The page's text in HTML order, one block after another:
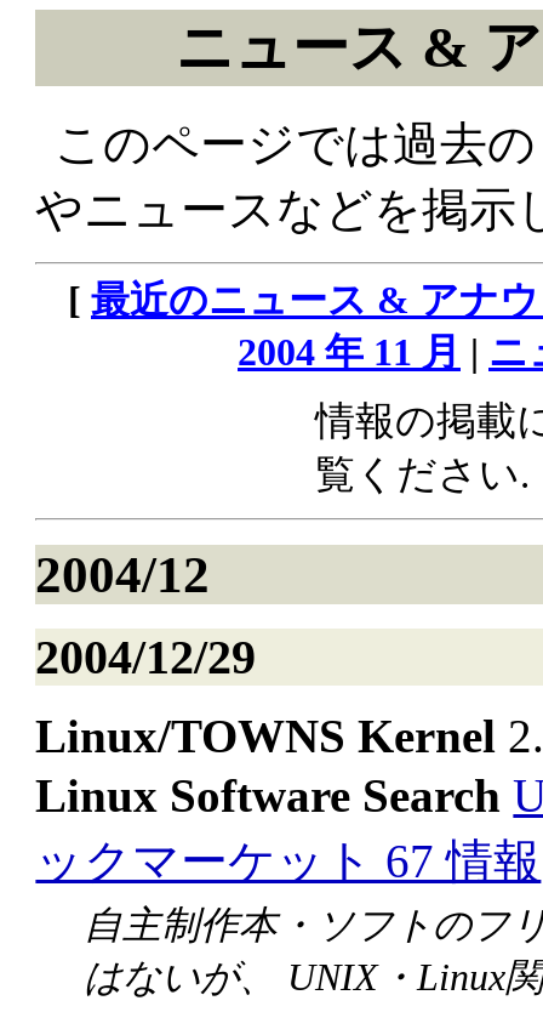
ニュース &
このページでは過去
やニュースなどを掲示
[ 最近のニュース & アナ
2004 年 11 月 | ニ
情報の掲載
覧ください.
2004/12
2004/12/29
Linux/TOWNS Kernel
Linux Software Search
ックマーケット 67 情報
自主制作本・ソフトのフ
はないが、 UNIX・Linux